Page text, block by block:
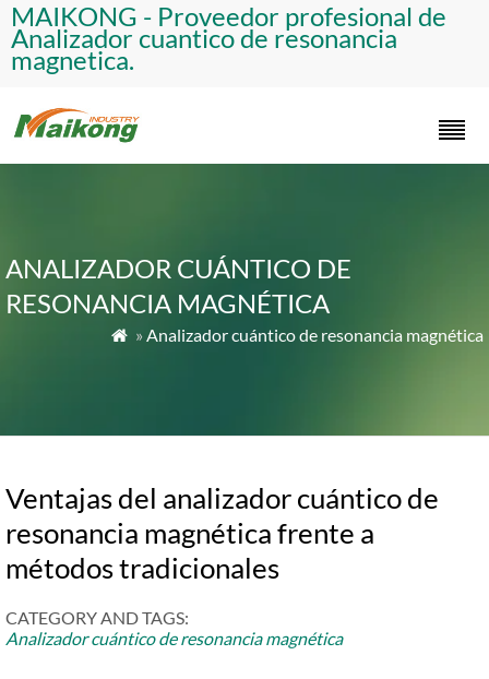
​MAIKONG - Proveedor profesional de
Analizador cuantico de resonancia
magnetica.​
ANALIZADOR CUÁNTICO DE
RESONANCIA MAGNÉTICA
 » Analizador cuántico de resonancia magnética
Ventajas del analizador cuántico de
resonancia magnética frente a
métodos tradicionales
CATEGORY AND TAGS:
Analizador cuántico de resonancia magnética